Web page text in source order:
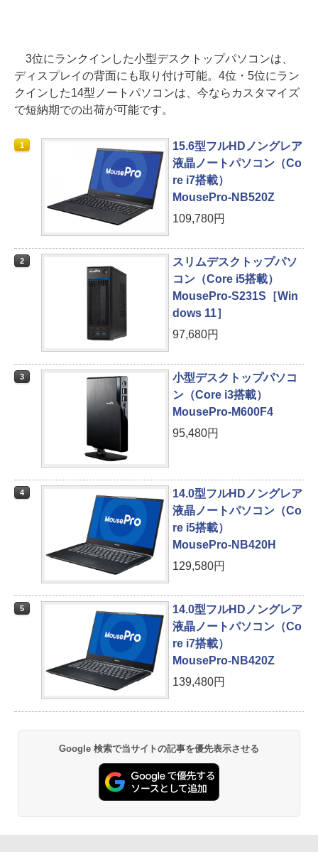
3位にランクインした小型デスクトップパソコンは、
ディスプレイの背面にも取り付け可能。4位・5位にラン
クインした14型ノートパソコンは、今ならカスタマイズ
で短納期での出荷が可能です。
1
15.6型フルHDノングレア
液晶ノートパソコン（Co
re i7搭載）
MousePro-NB520Z
109,780円
2
スリムデスクトップパソ
コン（Core i5搭載）
MousePro-S231S［Win
dows 11］
97,680円
3
小型デスクトップパソコ
ン（Core i3搭載）
MousePro-M600F4
95,480円
4
14.0型フルHDノングレア
液晶ノートパソコン（Co
re i5搭載）
MousePro-NB420H
129,580円
5
14.0型フルHDノングレア
液晶ノートパソコン（Co
re i7搭載）
MousePro-NB420Z
139,480円
Google 検索で当サイトの記事を優先表示させる